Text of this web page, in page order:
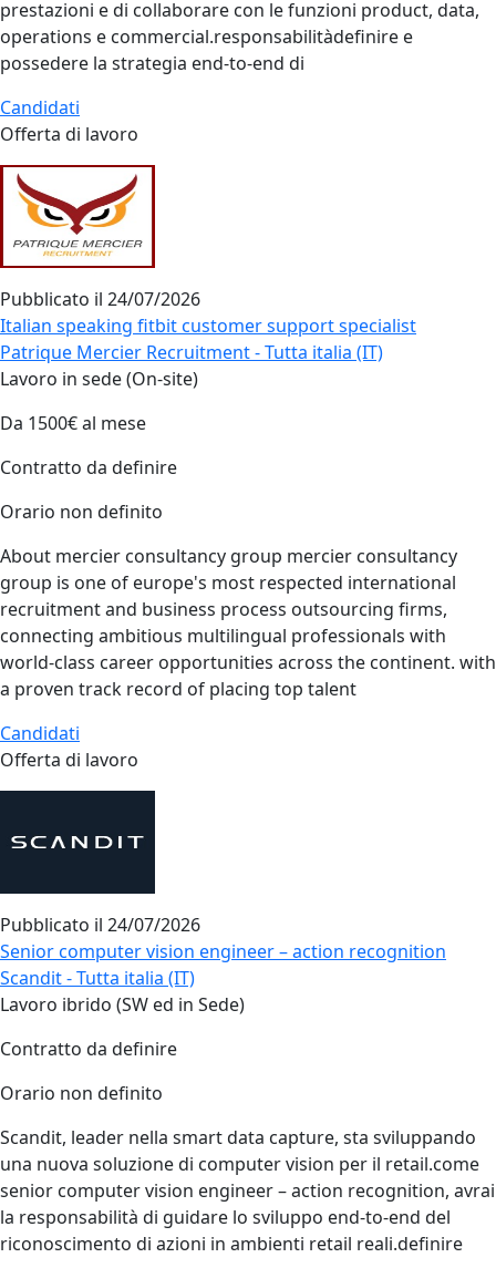
prestazioni e di collaborare con le funzioni product, data,
operations e commercial.responsabilitàdefinire e
possedere la strategia end‑to‑end di
Candidati
Offerta di lavoro
Pubblicato il 24/07/2026
Italian speaking fitbit customer support specialist
Patrique Mercier Recruitment - Tutta italia (IT)
Lavoro in sede (On-site)
Da 1500€ al mese
Contratto da definire
Orario non definito
About mercier consultancy group mercier consultancy
group is one of europe's most respected international
recruitment and business process outsourcing firms,
connecting ambitious multilingual professionals with
world-class career opportunities across the continent. with
a proven track record of placing top talent
Candidati
Offerta di lavoro
Pubblicato il 24/07/2026
Senior computer vision engineer – action recognition
Scandit - Tutta italia (IT)
Lavoro ibrido (SW ed in Sede)
Contratto da definire
Orario non definito
Scandit, leader nella smart data capture, sta sviluppando
una nuova soluzione di computer vision per il retail.come
senior computer vision engineer – action recognition, avrai
la responsabilità di guidare lo sviluppo end‑to‑end del
riconoscimento di azioni in ambienti retail reali.definire